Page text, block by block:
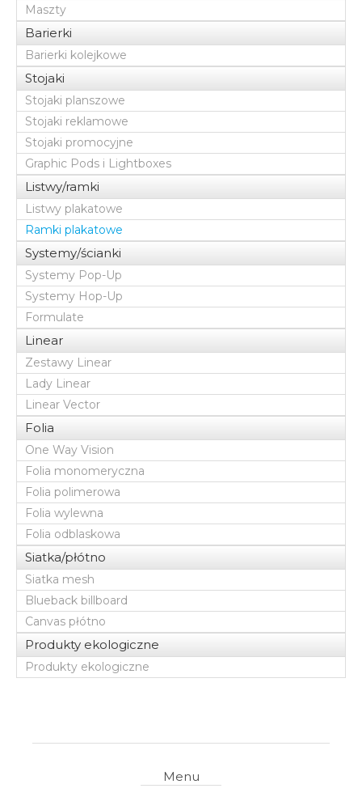
Maszty
Barierki
Barierki kolejkowe
Stojaki
Stojaki planszowe
Stojaki reklamowe
Stojaki promocyjne
Graphic Pods i Lightboxes
Listwy/ramki
Listwy plakatowe
Ramki plakatowe
Systemy/ścianki
Systemy Pop-Up
Systemy Hop-Up
Formulate
Linear
Zestawy Linear
Lady Linear
Linear Vector
Folia
One Way Vision
Folia monomeryczna
Folia polimerowa
Folia wylewna
Folia odblaskowa
Siatka/płótno
Siatka mesh
Blueback billboard
Canvas płótno
Produkty ekologiczne
Produkty ekologiczne
Menu